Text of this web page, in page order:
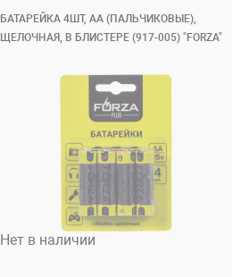
БАТАРЕЙКА 4ШТ, АА (ПАЛЬЧИКОВЫЕ),
ЩЕЛОЧНАЯ, В БЛИСТЕРЕ (917-005) "FORZA"
Нет в наличии